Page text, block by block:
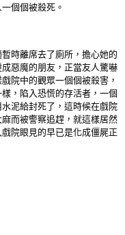
個個被殺死。
時離席去了廁所，擔心她的
惡魔的朋友，正當友人驚嚇
院中的觀眾一個個被殺害，
，陷入恐慌的存活者，一個
泥給封死了，這時候在戲院
而被警察追趕，就這樣居然
院眼見的早已是化成僵屍正